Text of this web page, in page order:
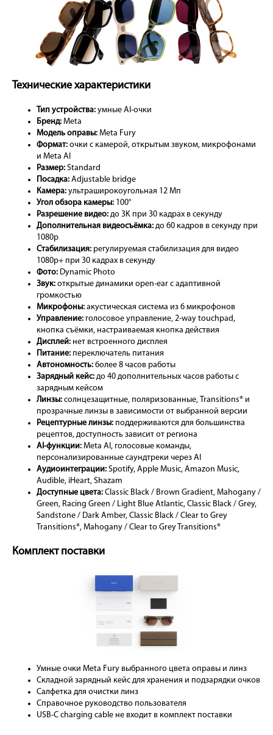
Технические характеристики
Тип устройства: умные AI-очки
Бренд: Meta
Модель оправы: Meta Fury
Формат: очки с камерой, открытым звуком, микрофонами
и Meta AI
Размер: Standard
Посадка: Adjustable bridge
Камера: ультраширокоугольная 12 Мп
Угол обзора камеры: 100°
Разрешение видео: до 3K при 30 кадрах в секунду
Дополнительная видеосъёмка: до 60 кадров в секунду при
1080p
Стабилизация: регулируемая стабилизация для видео
1080p+ при 30 кадрах в секунду
Фото: Dynamic Photo
Звук: открытые динамики open-ear с адаптивной
громкостью
Микрофоны: акустическая система из 6 микрофонов
Управление: голосовое управление, 2-way touchpad,
кнопка съёмки, настраиваемая кнопка действия
Дисплей: нет встроенного дисплея
Питание: переключатель питания
Автономность: более 8 часов работы
Зарядный кейс: до 40 дополнительных часов работы с
зарядным кейсом
Линзы: солнцезащитные, поляризованные, Transitions® и
прозрачные линзы в зависимости от выбранной версии
Рецептурные линзы: поддерживаются для большинства
рецептов, доступность зависит от региона
AI-функции: Meta AI, голосовые команды,
персонализированные саундтреки через AI
Аудиоинтеграции: Spotify, Apple Music, Amazon Music,
Audible, iHeart, Shazam
Доступные цвета: Classic Black / Brown Gradient, Mahogany /
Green, Racing Green / Light Blue Atlantic, Classic Black / Grey,
Sandstone / Dark Amber, Classic Black / Clear to Grey
Transitions®, Mahogany / Clear to Grey Transitions®
Комплект поставки
Умные очки Meta Fury выбранного цвета оправы и линз
Складной зарядный кейс для хранения и подзарядки очков
Салфетка для очистки линз
Справочное руководство пользователя
USB-C charging cable не входит в комплект поставки